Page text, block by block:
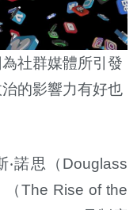
社群媒體所引發
的影響力有好也
‧諾思（ Douglass
The Rise of the